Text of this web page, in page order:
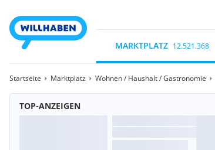
MARKTPLATZ 12.521.368
Startseite Marktplatz Wohnen / Haushalt / Gastronomie
TOP-ANZEIGEN